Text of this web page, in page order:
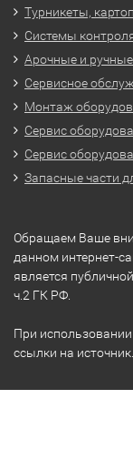
Турникеты,
Системы
Арочные и
Сервисное
Монтаж
Сервис
Сервис
Запасные части
Обращаем Ваше
данном интернет-
является
ч.2 ГК РФ.
При
ссылки на источник.